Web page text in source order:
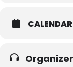
CALENDAR
Organizer